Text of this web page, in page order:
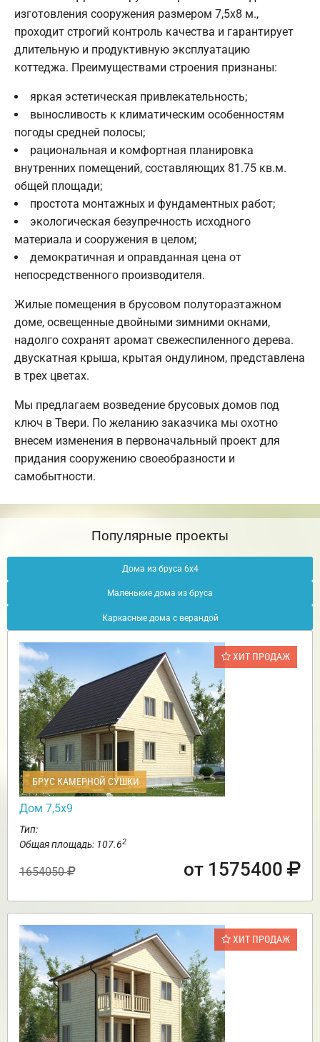
изготовления сооружения размером 7,5х8 м.,
проходит строгий контроль качества и гарантирует
длительную и продуктивную эксплуатацию
коттеджа. Преимуществами строения признаны:
яркая эстетическая привлекательность;
выносливость к климатическим особенностям
погоды средней полосы;
рациональная и комфортная планировка
внутренних помещений, составляющих 81.75 кв.м.
общей площади;
простота монтажных и фундаментных работ;
экологическая безупречность исходного
материала и сооружения в целом;
демократичная и оправданная цена от
непосредственного производителя.
Жилые помещения в брусовом полутораэтажном
доме, освещенные двойными зимними окнами,
надолго сохранят аромат свежеспиленного дерева.
двускатная крыша, крытая ондулином, представлена
в трех цветах.
Мы предлагаем возведение брусовых домов под
ключ в Твери. По желанию заказчика мы охотно
внесем изменения в первоначальный проект для
придания сооружению своеобразности и
самобытности.
Популярные проекты
Дома из бруса 6х4
Маленькие дома из бруса
Каркасные дома с верандой
ХИТ ПРОДАЖ
БРУС КАМЕРНОЙ СУШКИ
Дом 7,5х9
Тип:
Общая площадь: 107.62
1654050 от 1575400
ХИТ ПРОДАЖ